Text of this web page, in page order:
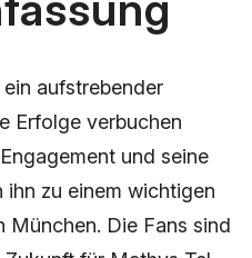
aufstrebender
Erfolge verbuchen
und seine
ihn zu einem wichtigen
München. Die Fans sind